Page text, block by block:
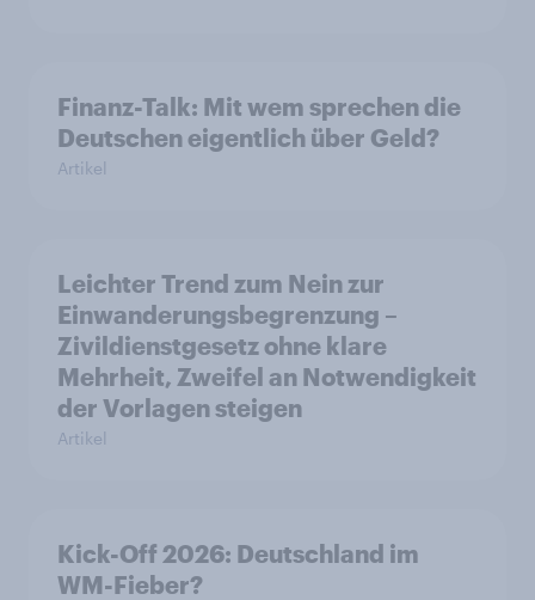
Finanz-Talk: Mit wem sprechen die
Deutschen eigentlich über Geld?
Artikel
Leichter Trend zum Nein zur
Einwanderungsbegrenzung –
Zivildienstgesetz ohne klare
Mehrheit, Zweifel an Notwendigkeit
der Vorlagen steigen
Artikel
Kick-Off 2026: Deutschland im
WM-Fieber?